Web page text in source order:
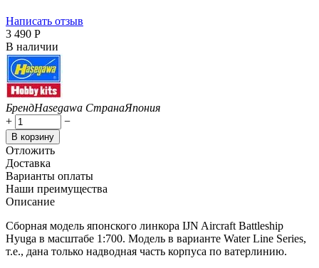
Написать отзыв
3 490 Р
В наличии
БрендHasegawa СтранаЯпония
+
−
В корзину
Отложить
Доставка
Варианты оплаты
Наши преимущества
Описание
Сборная модель японского линкора IJN Aircraft Battleship
Hyuga в масштабе 1:700. Модель в варианте Water Line Series,
т.е., дана только надводная часть корпуса по ватерлинию.